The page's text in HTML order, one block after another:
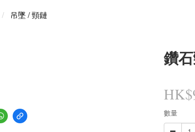
吊墜 / 頸鏈
鑽
數量